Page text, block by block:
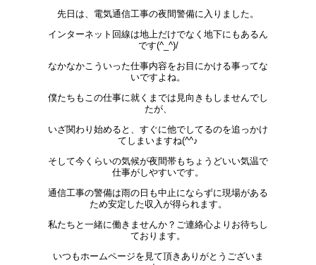
先日は、電気通信工事の夜間警備に入りました。
インターネット回線は地上だけでなく地下にもあるん
です(^_^)/
なかなかこういった仕事内容をお目にかける事ってな
いですよね。
僕たちもこの仕事に就くまでは見向きもしませんでし
たが、
いざ関わり始めると、すぐに他でしてるのを追っかけ
てしまいますね(^^♪
そして今くらいの気候が夜間帯もちょうどいい気温で
仕事がしやすいです。
通信工事の警備は雨の日も中止にならずに現場がある
ため安定した収入が得られます。
私たちと一緒に働きませんか？ご連絡心よりお待ちし
ております。
いつもホームページを見て頂きありがとうございま